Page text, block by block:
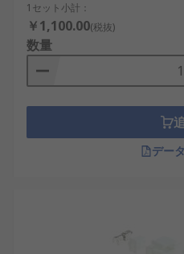
電源アクセサリの
電源アクセサリを使用する
化や安全性の向上が図れます。
：過電流
のアクセサリを使用す
リスクが低減される。
：電源モ
1セット小計：
￥1,100.00(税抜)
数量
デー